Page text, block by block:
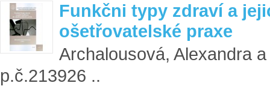
Funkčni typy zdraví a
ošetřovatelské praxe
Archalousová, Alexandra
p.č.213926 ..